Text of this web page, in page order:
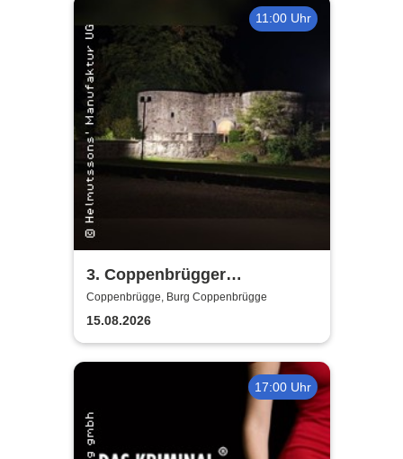
11:00 Uhr
3. Coppenbrügger
Spectaculum - Das Mittelalter
am Ith
Coppenbrügge, Burg Coppenbrügge
15.08.2026
17:00 Uhr